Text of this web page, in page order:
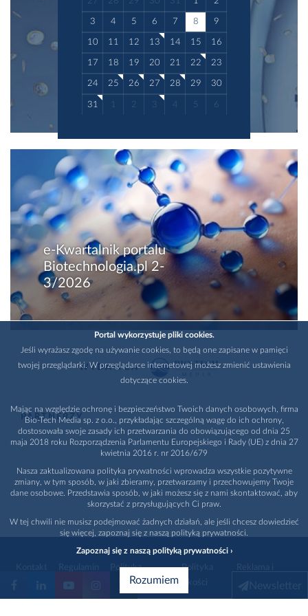
3 4 5 6 7 8 9
10 11 12 13 14 15 16
17 18 19 20 21 22 23
24 25 26 27 28 29 30
31 1 2 3 4 5 6
e-Kwartalnik portalu
Biotechnologia.pl 2-
3/2026
WYDAWCA
PARTNERZY
Polityka
prywatności
Polityka
promocja
Portal wykorzystuje pliki cookies.
Jeśli wyrażasz zgodę na używanie cookies, to będą one zapisane w pamięci
twojej przeglądarki. W przeglądarce internetowej możesz zmienić ustawienia
dotyczące cookies.
Mając na względzie ochronę i bezpieczeństwo Twoich danych osobowych, firma
Bio-Tech Media sp. z o.o., przykładając szczególną wagę do ich ochrony,
dostosowała swoje zasady ich przetwarzania do obowiązującego od dnia 25
maja 2018 roku Rozporządzenia Parlamentu Europejskiego i Rady (UE) z dnia 27
kwietnia 2016 r. nr 2016/679
Nasza zaktualizowana polityka prywatności wprowadza wszystkie pozytywne
zmiany, w tym sposób, w jaki zbieramy, przetwarzamy i przechowujemy Twoje
dane osobowe. Przedstawia sposób, w jaki możesz się z nami skontaktować, aby
skorzystać z przysługujących Ci praw.
W tej chwili nie musisz podejmować żadnych działań, ale jeśli chcesz dowiedzieć
się więcej, zapoznaj się z naszą polityką prywatności.
Zapoznaj się z naszą polityką prywatności ›
Rozumiem Newsletter